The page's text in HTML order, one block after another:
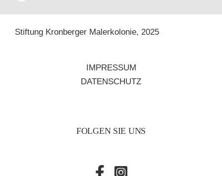
Stiftung Kronberger Malerkolonie, 2025
IMPRESSUM
DATENSCHUTZ
FOLGEN SIE UNS